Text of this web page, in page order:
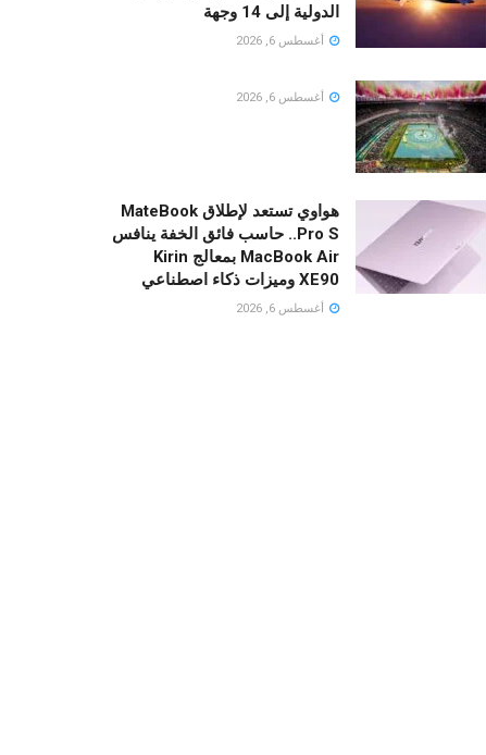
الدولية إلى 14 وجهة
أغسطس 6, 2026
أغسطس 6, 2026
هواوي تستعد لإطلاق MateBook
Pro S.. حاسب فائق الخفة ينافس
MacBook Air بمعالج Kirin
XE90 وميزات ذكاء اصطناعي
أغسطس 6, 2026